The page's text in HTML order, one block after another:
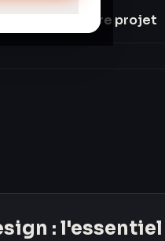
Discuter de votre projet
: l'essentiel